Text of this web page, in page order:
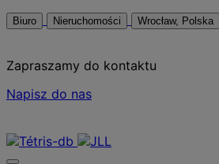
Biuro Nieruchomości Wrocław, Polska
Zapraszamy do kontaktu
Napisz do nas